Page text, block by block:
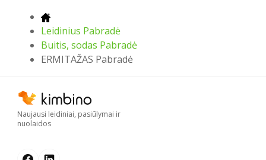
Leidinius Pabradė
Buitis, sodas Pabradė
ERMITAŽAS Pabradė
Naujausi leidiniai, pasiūlymai ir
nuolaidos